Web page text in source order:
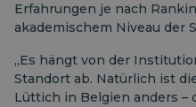
Erfahrungen je nach
akademischem Niveau der
„Es hängt von der
Standort ab. Natürlich ist
Lüttich in Belgien anders –